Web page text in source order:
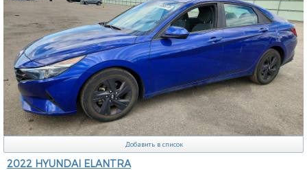
Добавить в список
2022 HYUNDAI ELANTRA